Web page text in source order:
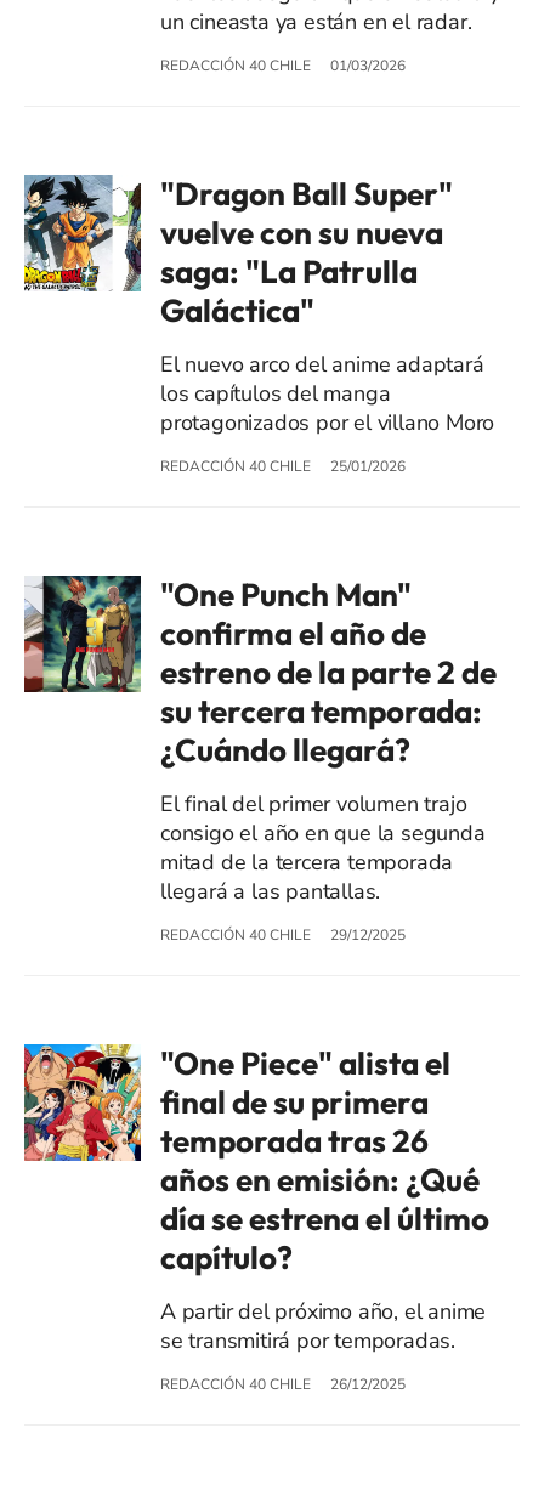
un cineasta ya están en el radar.
REDACCIÓN 40 CHILE 01/03/2026
"Dragon Ball Super"
vuelve con su nueva
saga: "La Patrulla
Galáctica"
El nuevo arco del anime adaptará
los capítulos del manga
protagonizados por el villano Moro
REDACCIÓN 40 CHILE 25/01/2026
"One Punch Man"
confirma el año de
estreno de la parte 2 de
su tercera temporada:
¿Cuándo llegará?
El final del primer volumen trajo
consigo el año en que la segunda
mitad de la tercera temporada
llegará a las pantallas.
REDACCIÓN 40 CHILE 29/12/2025
"One Piece" alista el
final de su primera
temporada tras 26
años en emisión: ¿Qué
día se estrena el último
capítulo?
A partir del próximo año, el anime
se transmitirá por temporadas.
REDACCIÓN 40 CHILE 26/12/2025